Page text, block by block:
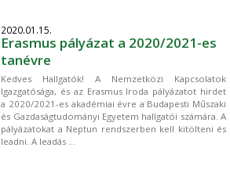
2020.01.15.
Erasmus pályázat a 2020/2021-es
tanévre
Kedves Hallgatók! A Nemzetközi Kapcsolatok
Igazgatósága, és az Erasmus Iroda pályázatot hirdet
a 2020/2021-es akadémiai évre a Budapesti Műszaki
és Gazdaságtudományi Egyetem hallgatói számára. A
pályázatokat a Neptun rendszerben kell kitölteni és
leadni. A leadás ...